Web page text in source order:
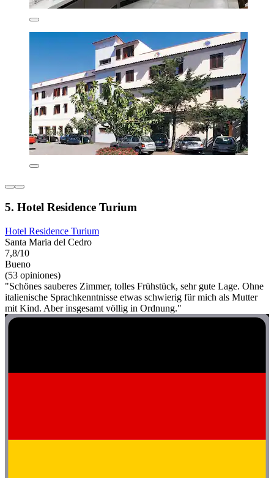
5. Hotel Residence Turium
Hotel Residence Turium
Santa Maria del Cedro
7,8/10
Bueno
(53 opiniones)
"Schönes sauberes Zimmer, tolles Frühstück, sehr gute Lage. Ohne
italienische Sprachkenntnisse etwas schwierig für mich als Mutter
mit Kind. Aber insgesamt völlig in Ordnung."